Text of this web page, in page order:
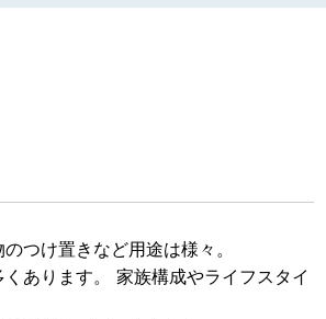
つけ置きなど用途は様々。
あります。 家族構成やライフスタイ